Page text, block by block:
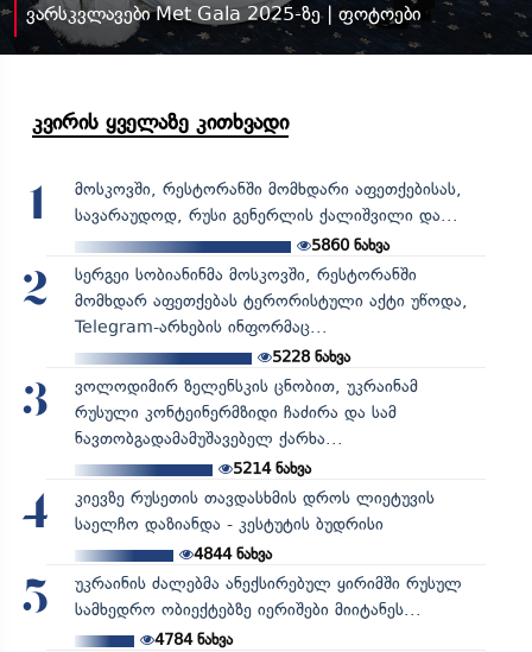
ვარსკვლავები Met Gala 2025-ზე | ფოტოები
კვირის ყველაზე კითხვადი
1
მოსკოვში, რესტორანში მომხდარი აფეთქებისას,
სავარაუდოდ, რუსი გენერლის ქალიშვილი და...
5860ნახვა
2
სერგეი სობიანინმა მოსკოვში, რესტორანში
მომხდარ აფეთქებას ტერორისტული აქტი უწოდა,
Telegram-არხების ინფორმაც...
5228ნახვა
3
ვოლოდიმირ ზელენსკის ცნობით, უკრაინამ
რუსული კონტეინერმზიდი ჩაძირა და სამ
ნავთობგადამამუშავებელ ქარხა...
5214ნახვა
4
კიევზე რუსეთის თავდასხმის დროს ლიეტუვის
საელჩო დაზიანდა - კესტუტის ბუდრისი
4844ნახვა
5
უკრაინის ძალებმა ანექსირებულ ყირიმში რუსულ
სამხედრო ობიექტებზე იერიშები მიიტანეს...
4784ნახვა